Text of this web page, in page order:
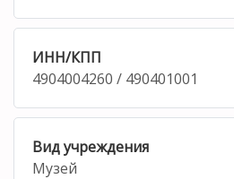
ИНН/КПП
4904004260 / 490401001
Вид учреждения
Музей